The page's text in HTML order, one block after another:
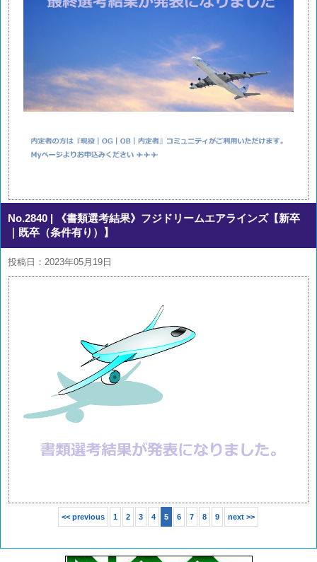
No.2840 | 《書類選考結果》フジドリームエアラインズ【新卒
｜既卒（条件有り）】
投稿日：2023年05月19日
<< previous 1 2 3 4 5 6 7 8 9 next >>